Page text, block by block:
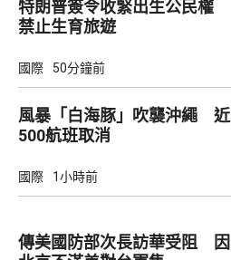
特朗普簽令收緊出生公民權
禁止生育旅遊
國際 50分鐘前
風暴「白海豚」吹襲沖繩 近
500航班取消
國際 1小時前
傳美國防部次長訪華受阻 因